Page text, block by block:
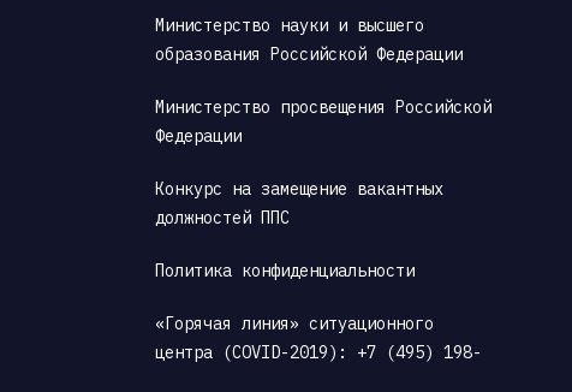
Министерство науки и высшего
образования Российской Федерации
Министерство просвещения Российской
Федерации
Конкурс на замещение вакантных
должностей ППС
Политика конфиденциальности
«Горячая линия» ситуационного
центра (COVID-2019): +7 (495) 198-